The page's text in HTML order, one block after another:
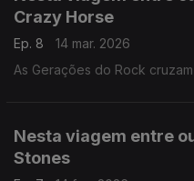
Crazy Horse
Ep. 8
14 mar. 2026
As Gerações do Rock
Nesta viagem entre
Stones